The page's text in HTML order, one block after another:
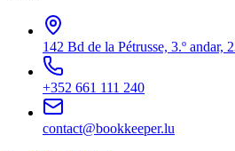
142 Bd de la Pétrusse, 3.º andar,
+352 661 111 240
contact@bookkeeper.lu